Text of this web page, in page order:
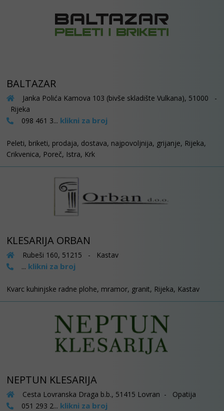
BALTAZAR
Janka Polića Kamova 103 (bivše skladište Vulkana), 51000 -
Rijeka
098 461 3... klikni za broj
Peleti, briketi, prodaja, dostava, najpovoljnija, grijanje, Rijeka,
Crikvenica, Poreč, Istra, Krk
KLESARIJA ORBAN
Rubeši 160, 51215 - Kastav
... klikni za broj
Kvarc kuhinjske radne plohe, mramor, granit, Rijeka, Kastav
NEPTUN KLESARIJA
Cesta Lovranska Draga b.b., 51415 Lovran - Opatija
051 293 2... klikni za broj